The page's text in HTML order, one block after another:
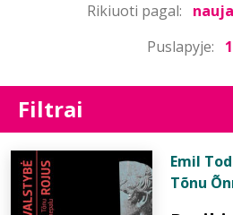
Rikiuoti pagal:
Puslapyje:
Filtrai
Emil
Tõnu